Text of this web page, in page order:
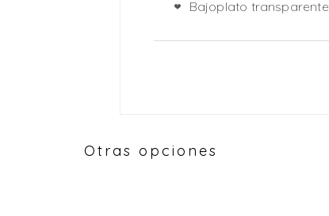
Bajoplato transparente
Otras opciones